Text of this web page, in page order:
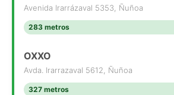
Avenida Irarrázaval 5353, Ñuñoa
283 metros
OXXO
Avda. Irarrazaval 5612, Ñuñoa
327 metros